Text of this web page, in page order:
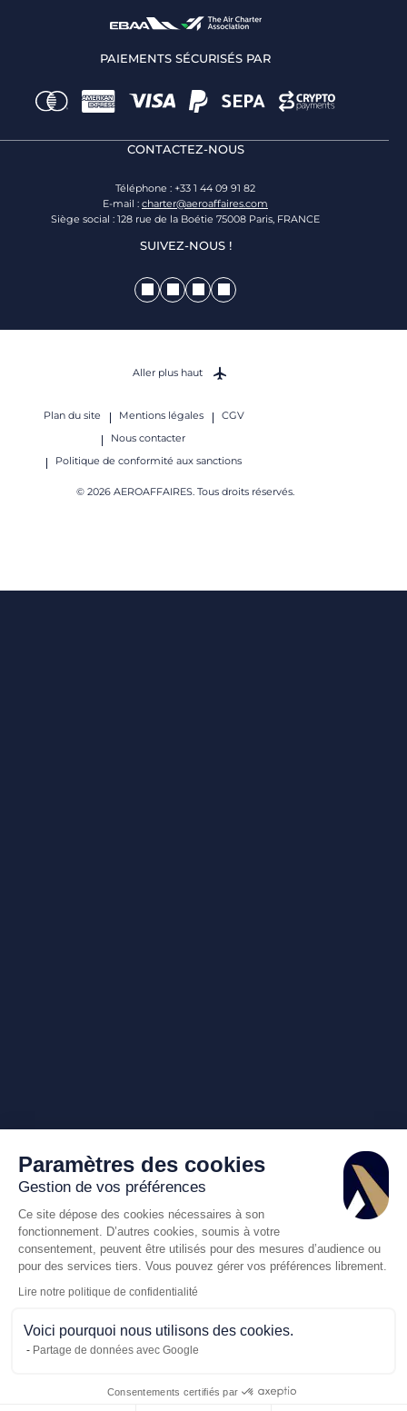
PAIEMENTS SÉCURISÉS PAR
CONTACTEZ-NOUS
Téléphone : +33 1 44 09 91 82
E-mail : charter@aeroaffaires.com
Siège social : 128 rue de la Boétie 75008 Paris, FRANCE
SUIVEZ-NOUS !
Plan du site Mentions légales
CGV
Nous contacter
Politique de conformité aux sanctions
© 2026 AEROAFFAIRES. Tous droits réservés.
Aller plus haut
Paramètres des cookies
Gestion de vos préférences
Ce site dépose des cookies nécessaires à son
fonctionnement. D’autres cookies, soumis à votre
consentement, peuvent être utilisés pour des mesures d’audience ou
pour des services tiers. Vous pouvez gérer vos préférences librement.
Lire notre politique de confidentialité
Voici pourquoi nous utilisons des cookies.
Partage de données avec Google
Consentements certifiés par